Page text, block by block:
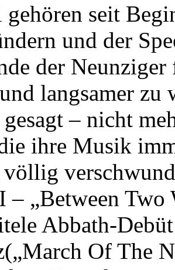
seit
und der
der
langsamer zu
– nicht
ihre Musik
– „Between Two
Abbath-
Of The